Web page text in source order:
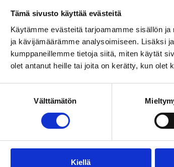
Tämä sivusto käyttää evästeitä
Käytämme evästeitä tarjoamamme sisällön
ja kävijämäärämme analysoimiseen. Lisäksi
kumppaneillemme tietoja siitä, miten käytät
olet antanut heille tai joita on kerätty, kun olet
Välttämätön
Kiellä
Oscar Lindvall
Hallintoasiantuntija
Virpi Liukkonen
kouluterveydenhoitaja